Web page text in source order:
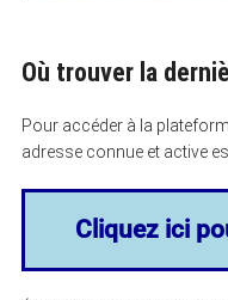
Où trouver la
Pour accéder à la
adresse connue et active
Cliquez ici